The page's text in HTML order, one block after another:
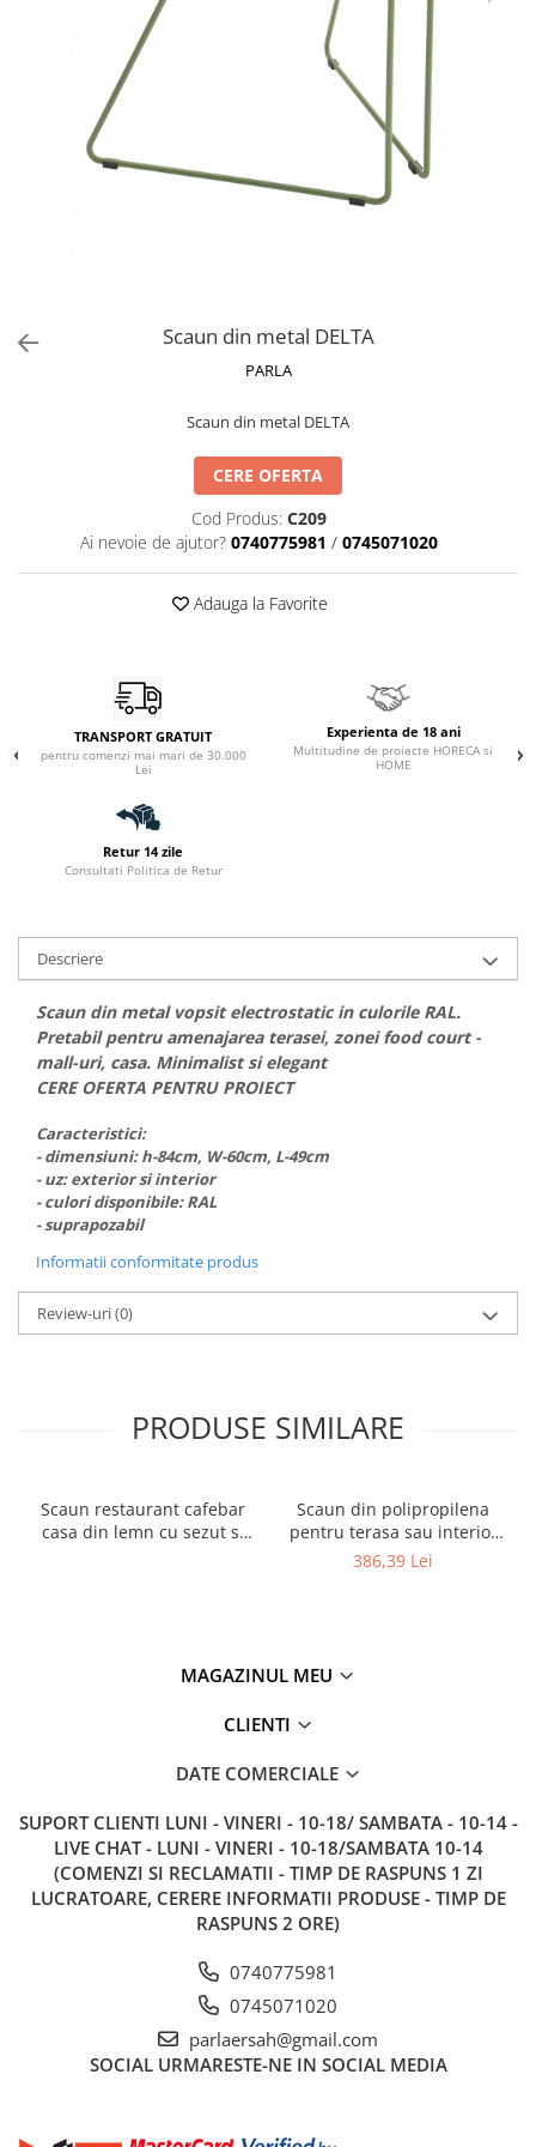
Scaun din metal DELTA
PARLA
Scaun din metal DELTA
CERE OFERTA
Cod Produs: C209
Ai nevoie de ajutor? 0740775981 / 0745071020
Adauga la Favorite
TRANSPORT GRATUIT
pentru comenzi mai mari de 30.000
Lei
Experienta de 18 ani
Multitudine de proiecte HORECA si
HOME
Retur 14 zile
Consultati Politica de Retur
Descriere
Scaun din metal vopsit electrostatic in culorile RAL.
Pretabil pentru amenajarea terasei, zonei food court -
mall-uri, casa. Minimalist si elegant
CERE OFERTA PENTRU PROIECT
Caracteristici:
- dimensiuni: h-84cm, W-60cm, L-49cm
- uz: exterior si interior
- culori disponibile: RAL
- suprapozabil
Informatii conformitate produs
Review-uri(0)
PRODUSE SIMILARE
Scaun restaurant cafebar
casa din lemn cu sezut si
Scaun din polipropilena
pentru terasa sau interior
JOY
386,39 Lei
MAGAZINUL MEU
CLIENTI
DATE COMERCIALE
SUPORT CLIENTI LUNI - VINERI - 10-18/ SAMBATA - 10-14 -
LIVE CHAT - LUNI - VINERI - 10-18/SAMBATA 10-14
(COMENZI SI RECLAMATII - TIMP DE RASPUNS 1 ZI
LUCRATOARE, CERERE INFORMATII PRODUSE - TIMP DE
RASPUNS 2 ORE)
0740775981
0745071020
parlaersah@gmail.com
SOCIAL URMARESTE-NE IN SOCIAL MEDIA